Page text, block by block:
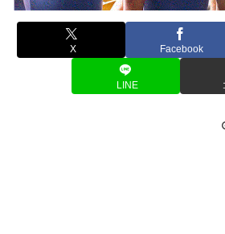
X Facebook
LINE